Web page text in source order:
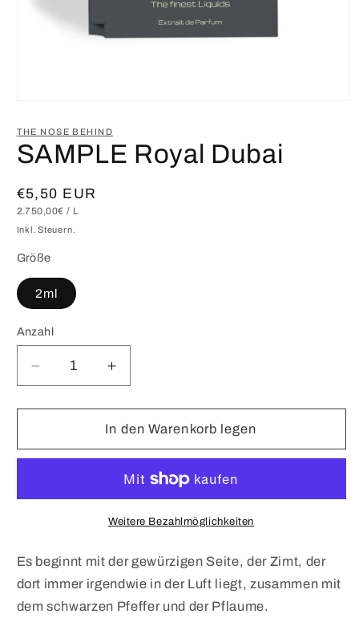
in
Modal
öffnen
THE NOSE BEHIND
SAMPLE Royal Dubai
Normaler
Preis
€5,50 EUR
GRUNDPREIS
2.750,00€ / PRO
L
Inkl. Steuern.
Größe
2ml
Anzahl
Verringere
die
Menge
SAMPLE
Erhöhe
die
Menge
für
SAMPLE
Dubai
In den Warenkorb legen
Weitere Bezahlmöglichkeiten
Es beginnt mit der gewürzigen Seite, der Zimt, der
dort immer irgendwie in der Luft liegt, zusammen mit
dem schwarzen Pfeffer und der Pflaume.